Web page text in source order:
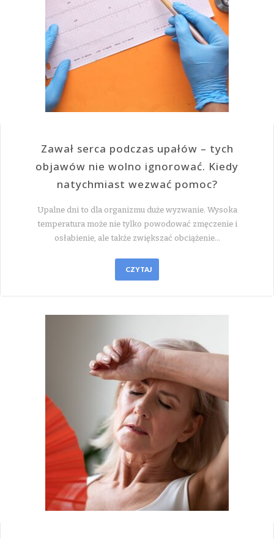
Zawał serca podczas upałów – tych
objawów nie wolno ignorować. Kiedy
natychmiast wezwać pomoc?
Upalne dni to dla organizmu duże wyzwanie. Wysoka
temperatura może nie tylko powodować zmęczenie i
osłabienie, ale także zwiększać obciążenie…
CZYTAJ